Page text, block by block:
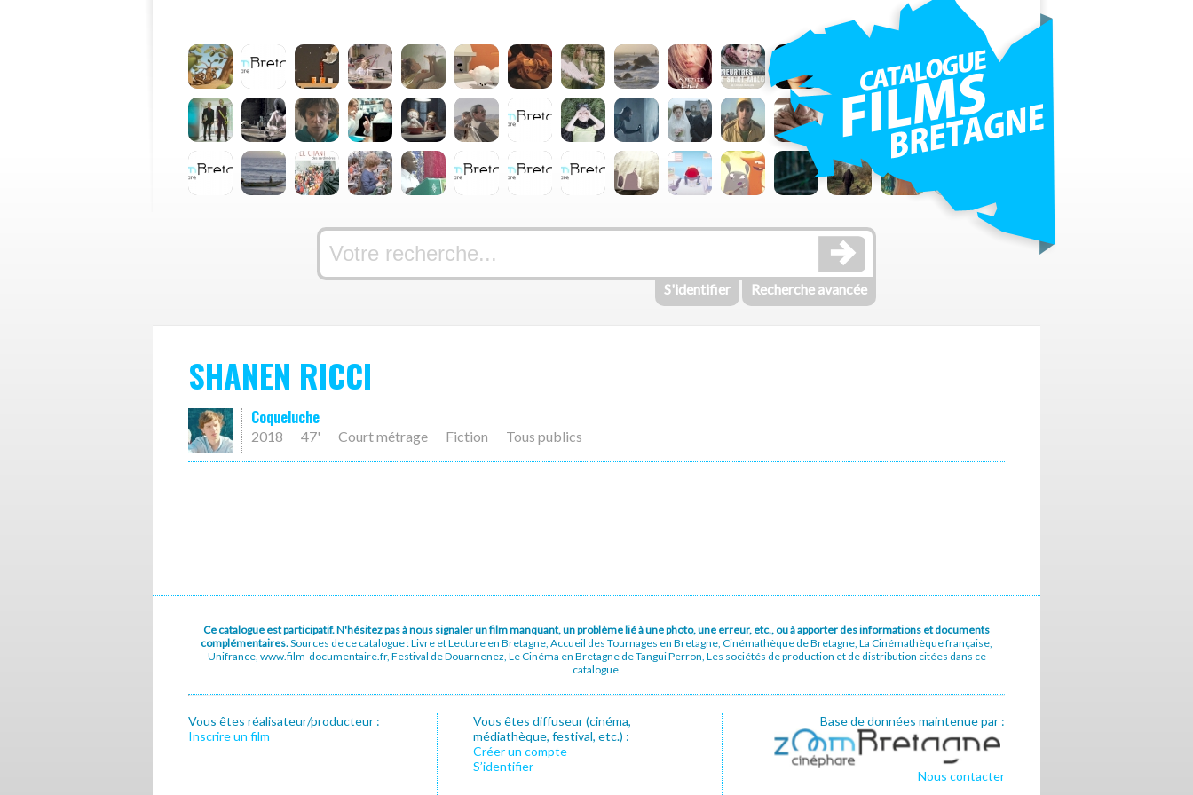
S'identifier Recherche avancée
SHANEN RICCI
Coqueluche
2018 47' Court métrage Fiction Tous publics
Ce catalogue est participatif. N'hésitez pas à nous signaler un film manquant, un problème lié à une photo, une erreur, etc., ou à apporter des informations et documents
complémentaires.Sources de ce catalogue : Livre et Lecture en Bretagne, Accueil des Tournages en Bretagne, Cinémathèque de Bretagne, La Cinémathèque française,
Unifrance, www.film-documentaire.fr, Festival de Douarnenez, Le Cinéma en Bretagne de Tangui Perron, Les sociétés de production et de distribution citées dans ce
catalogue.
Vous êtes réalisateur/producteur :
Inscrire un film
Vous êtes diffuseur (cinéma,
médiathèque, festival, etc.) :
Créer un compte
S’identifier
Base de données maintenue par :
Nous contacter